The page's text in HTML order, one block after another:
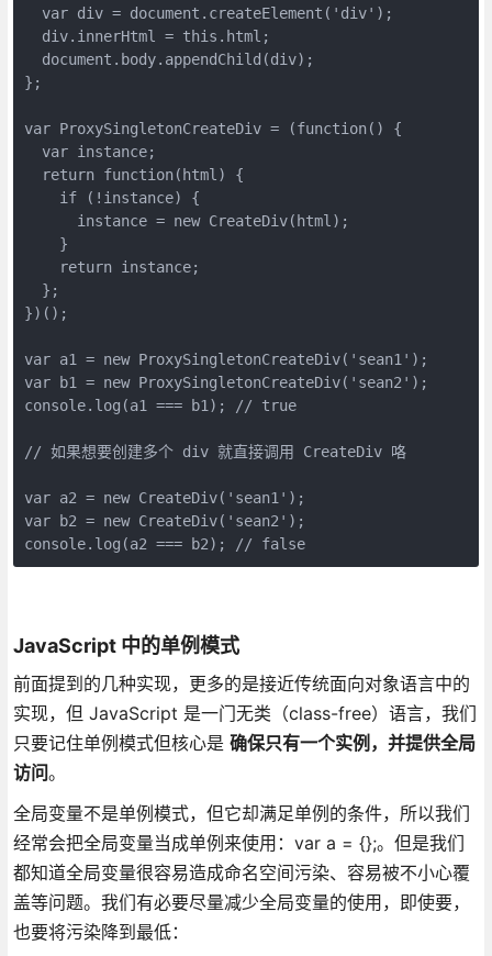
  var div = document.createElement('div');
  div.innerHtml = this.html;
  document.body.appendChild(div);
};
var ProxySingletonCreateDiv = (function() {
  var instance;
  return function(html) {
    if (!instance) {
      instance = new CreateDiv(html);
    }
    return instance;
  };
})();
var a1 = new ProxySingletonCreateDiv('sean1');
var b1 = new ProxySingletonCreateDiv('sean2');
console.log(a1 === b1); // true
// 如果想要创建多个 div 就直接调用 CreateDiv 咯
var a2 = new CreateDiv('sean1');
var b2 = new CreateDiv('sean2');
console.log(a2 === b2); // false
JavaScript 中的单例模式
前面提到的几种实现，更多的是接近传统面向对象语言中的
实现，但 JavaScript 是一门无类（class-free）语言，我们
只要记住单例模式但核心是 确保只有一个实例，并提供全局
访问。
全局变量不是单例模式，但它却满足单例的条件，所以我们
经常会把全局变量当成单例来使用：var a = {};。但是我们
都知道全局变量很容易造成命名空间污染、容易被不小心覆
盖等问题。我们有必要尽量减少全局变量的使用，即使要，
也要将污染降到最低：